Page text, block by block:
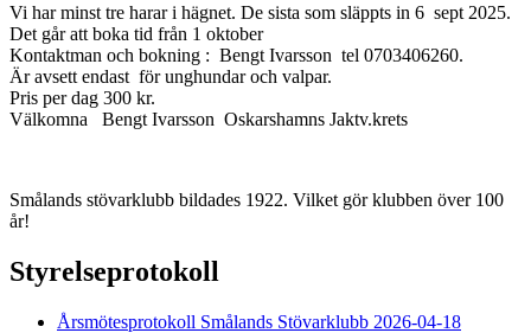
Vi har minst tre harar i hägnet. De sista som släppts in 6 sept 2025.
Det går att boka tid från 1 oktober
Kontaktman och bokning : Bengt Ivarsson tel 0703406260.
Är avsett endast för unghundar och valpar.
Pris per dag 300 kr.
Välkomna Bengt Ivarsson Oskarshamns Jaktv.krets
Smålands stövarklubb bildades 1922. Vilket gör klubben över 100
år!
Styrelseprotokoll
Årsmötesprotokoll Smålands Stövarklubb 2026-04-18